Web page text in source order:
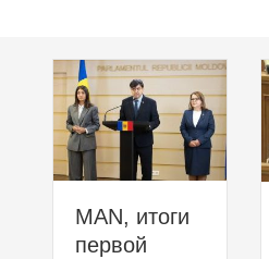
MAN, итоги
первой